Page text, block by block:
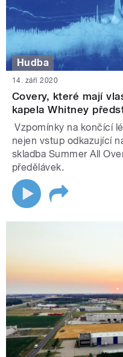
Hudba
14. září 2020
Covery, které mají
kapela Whitney
Vzpomínky na končící
nejen vstup odkazující
skladba Summer All
předělávek.